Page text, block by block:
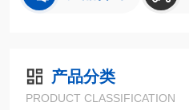
产品分类
PRODUCT CLASSIFICATION